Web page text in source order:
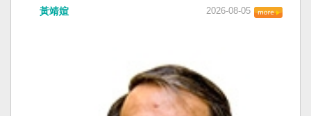
四五年八一五台灣獨立了，台灣會成為東亞漢字
客家話、原住民各族語也不會被壓迫。 如果一九
四五年八一五台灣獨立了，台灣早已是聯合國會
員國，也不至於迄今仍以國體不明的身分爭取加
入聯合國。當然不會捲入國內戰後兩個中國的鬥
「民族團結進步促進法」對各國人民進行政治審
統賴清德昨日於凱達格蘭論壇致詞表示，中國的
「民促法」不僅侵害台灣主權，更透過跨國鎮
壓，對世界各國人民進行政治審查、製造寒蟬效
應，是國際社會應該團結反制的惡法；台灣不會
黃靖媗 2026-08-05